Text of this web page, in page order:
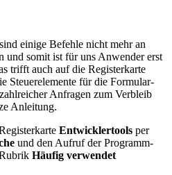
einige Befehle nicht mehr an
und somit ist für uns Anwender erst
trifft auch auf die Registerkarte
Steuerelemente für die Formular-
Anfragen zum Verbleib
Anleitung.
Entwicklertools per
und den Aufruf der Programm-
Häufig verwendet